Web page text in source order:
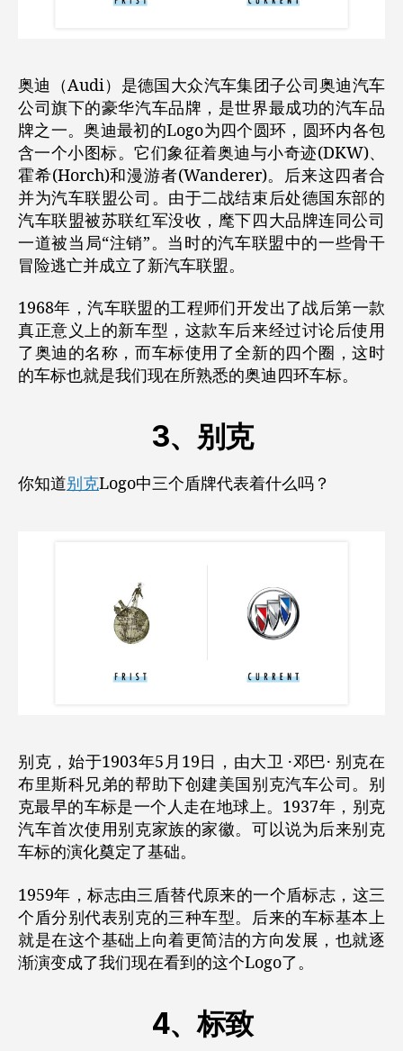
奥迪（Audi）是德国大众汽车集团子公司奥迪汽车
公司旗下的豪华汽车品牌，是世界最成功的汽车品
牌之一。奥迪最初的Logo为四个圆环，圆环内各包
含一个小图标。它们象征着奥迪与小奇迹(DKW)、
霍希(Horch)和漫游者(Wanderer)。后来这四者合
并为汽车联盟公司。由于二战结束后处德国东部的
汽车联盟被苏联红军没收，麾下四大品牌连同公司
一道被当局“注销”。当时的汽车联盟中的一些骨干
冒险逃亡并成立了新汽车联盟。
1968年，汽车联盟的工程师们开发出了战后第一款
真正意义上的新车型，这款车后来经过讨论后使用
了奥迪的名称，而车标使用了全新的四个圈，这时
的车标也就是我们现在所熟悉的奥迪四环车标。
3、别克
你知道别克Logo中三个盾牌代表着什么吗？
别克，始于1903年5月19日，由大卫 ·邓巴· 别克在
布里斯科兄弟的帮助下创建美国别克汽车公司。别
克最早的车标是一个人走在地球上。1937年，别克
汽车首次使用别克家族的家徽。可以说为后来别克
车标的演化奠定了基础。
1959年，标志由三盾替代原来的一个盾标志，这三
个盾分别代表别克的三种车型。后来的车标基本上
就是在这个基础上向着更简洁的方向发展，也就逐
渐演变成了我们现在看到的这个Logo了。
4、标致